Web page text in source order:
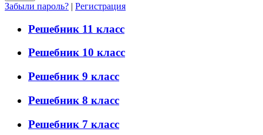
Забыли пароль? | Регистрация
Решебник 11 класс
Решебник 10 класс
Решебник 9 класс
Решебник 8 класс
Решебник 7 класс